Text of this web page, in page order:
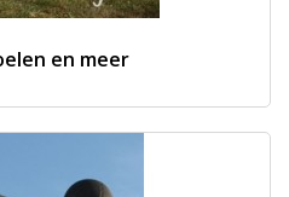
en meer